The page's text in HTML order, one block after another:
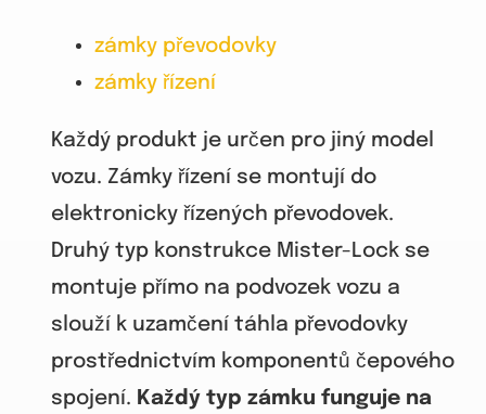
zámky převodovky
zámky řízení
Každý produkt je určen pro jiný model
vozu. Zámky řízení se montují do
elektronicky řízených převodovek.
Druhý typ konstrukce Mister-Lock se
montuje přímo na podvozek vozu a
slouží k uzamčení táhla převodovky
prostřednictvím komponentů čepového
spojení. Každý typ zámku funguje na